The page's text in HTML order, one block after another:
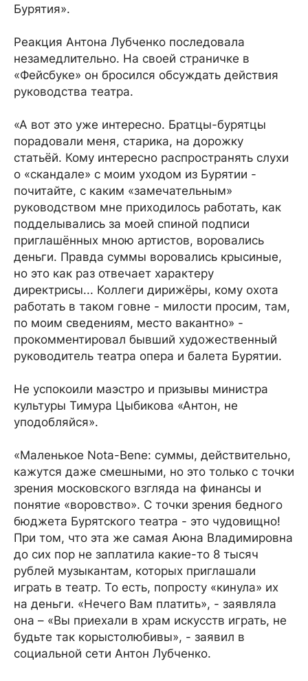
Бурятия».
Реакция Антона Лубченко последовала
незамедлительно. На своей страничке в
«Фейсбуке» он бросился обсуждать действия
руководства театра.
«А вот это уже интересно. Братцы-бурятцы
порадовали меня, старика, на дорожку
статьёй. Кому интересно распространять слухи
о «скандале» с моим уходом из Бурятии -
почитайте, с каким «замечательным»
руководством мне приходилось работать, как
подделывались за моей спиной подписи
приглашённых мною артистов, воровались
деньги. Правда суммы воровались крысиные,
но это как раз отвечает характеру
директрисы... Коллеги дирижёры, кому охота
работать в таком говне - милости просим, там,
по моим сведениям, место вакантно» -
прокомментировал бывший художественный
руководитель театра опера и балета Бурятии.
Не успокоили маэстро и призывы министра
культуры Тимура Цыбикова «Антон, не
уподобляйся».
«Маленькое Nota-Bene: суммы, действительно,
кажутся даже смешными, но это только с точки
зрения московского взгляда на финансы и
понятие «воровство». С точки зрения бедного
бюджета Бурятского театра - это чудовищно!
При том, что эта же самая Аюна Владимировна
до сих пор не заплатила какие-то 8 тысяч
рублей музыкантам, которых приглашали
играть в театр. То есть, попросту «кинула» их
на деньги. «Нечего Вам платить», - заявляла
она – «Вы приехали в храм искусств играть, не
будьте так корыстолюбивы», - заявил в
социальной сети Антон Лубченко.